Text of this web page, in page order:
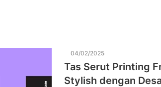
04/02/2025
Tas Serut Printing
Stylish dengan